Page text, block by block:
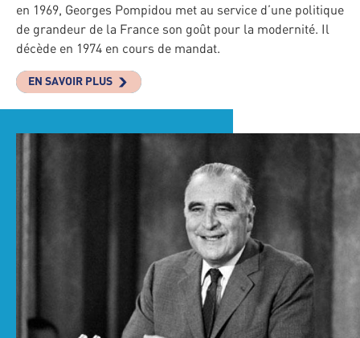
en 1969, Georges Pompidou met au service d’une politique
de grandeur de la France son goût pour la modernité. Il
décède en 1974 en cours de mandat.
EN SAVOIR PLUS